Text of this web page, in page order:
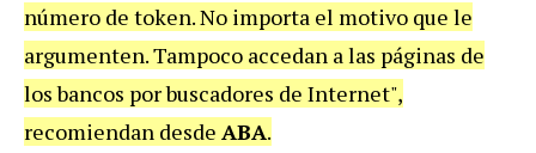
número de token. No importa el motivo que le
argumenten. Tampoco accedan a las páginas de
los bancos por buscadores de Internet",
recomiendan desde ABA.